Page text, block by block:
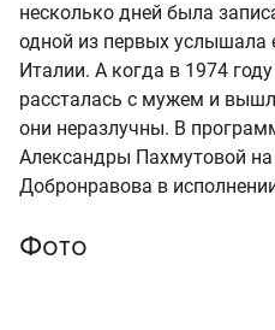
несколько дней была
одной из первых услышала
Италии. А когда в 1974
рассталась с мужем и
они неразлучны. В
Александры Пахмутовой
Добронравова в
Фото